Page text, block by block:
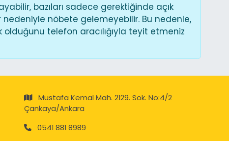
bazıları sadece gerektiğinde açık
nöbete gelemeyebilir. Bu nedenle,
telefon aracılığıyla teyit etmeniz
Mustafa Kemal Mah. 2129. Sok. No:4/2
Çankaya/Ankara
0541 881 8989